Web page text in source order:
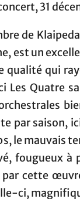
31
de
est un
qualité qui
Les Quatre
par saison,
le mauvais
fougueux à
par cette
ci,